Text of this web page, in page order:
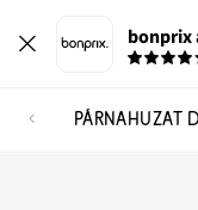
bonprix
PÁRNAHUZAT